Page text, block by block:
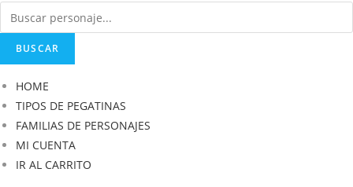
BUSCAR
HOME
TIPOS DE PEGATINAS
FAMILIAS DE PERSONAJES
MI CUENTA
IR AL CARRITO